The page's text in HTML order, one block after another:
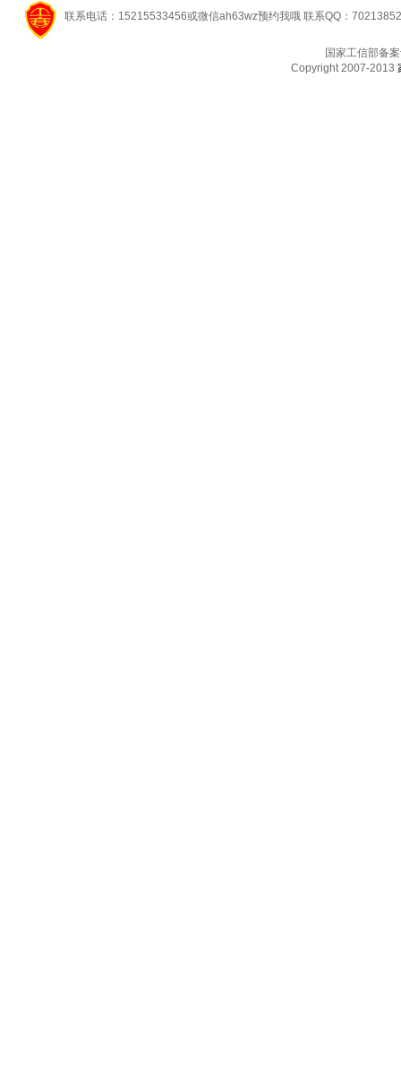
联系电话：15215533456或微信ah63wz预约我哦 联系QQ：
国家工信部备
Copyright 2007-2013